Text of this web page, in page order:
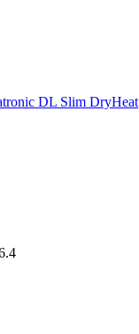
DL Slim DryHeat